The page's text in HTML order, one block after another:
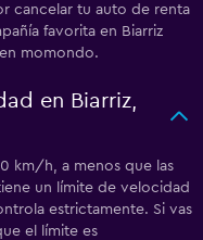
cancelar tu auto de renta
favorita en Biarriz
momondo.
en Biarriz,
km/h, a menos que las
un límite de velocidad
estrictamente. Si vas
el límite es